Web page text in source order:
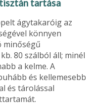
tartása
ágytakaróig az
könnyen
minőségű
80 szálból áll; minél
a kelme. A
és kellemesebb
és tárolással